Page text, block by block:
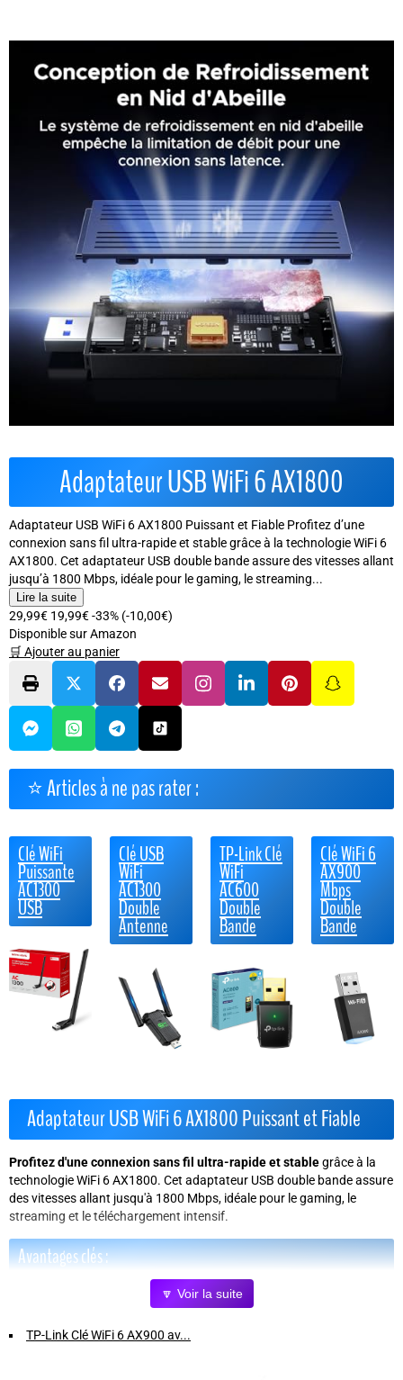
Adaptateur USB WiFi 6 AX1800
Adaptateur USB WiFi 6 AX1800 Puissant et Fiable Profitez d’une
connexion sans fil ultra-rapide et stable grâce à la technologie WiFi 6
AX1800. Cet adaptateur USB double bande assure des vitesses allant
jusqu’à 1800 Mbps, idéale pour le gaming, le streaming...
Lire la suite
29,99€ 19,99€-33% (-10,00€)
Disponible sur Amazon
🛒 Ajouter au panier
⭐ Articles à ne pas rater :
Clé WiFi
Puissante
AC1300
USB
Clé USB
WiFi
AC1300
Double
Antenne
TP-Link Clé
WiFi
AC600
Double
Bande
Clé WiFi 6
AX900
Mbps
Double
Bande
Adaptateur USB WiFi 6 AX1800 Puissant et Fiable
Profitez d'une connexion sans fil ultra-rapide et stablegrâce à la
technologie WiFi 6 AX1800. Cet adaptateur USB double bande assure
des vitesses allant jusqu'à 1800 Mbps, idéale pour le gaming, le
streaming et le téléchargement intensif.
Avantages clés :
: Jusqu'à 574 Mbps sur 2,4 GHz et 1201
Installation simplifiée: Pilote intégré compatible Windows 10 et
🔽 Voir la suite
TP-Link Clé WiFi 6 AX900 av...